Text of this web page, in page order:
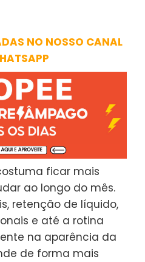
NO NOSSO CANAL
ficar mais
ao longo do mês.
retenção de líquido,
e até a rotina
na aparência da
de forma mais